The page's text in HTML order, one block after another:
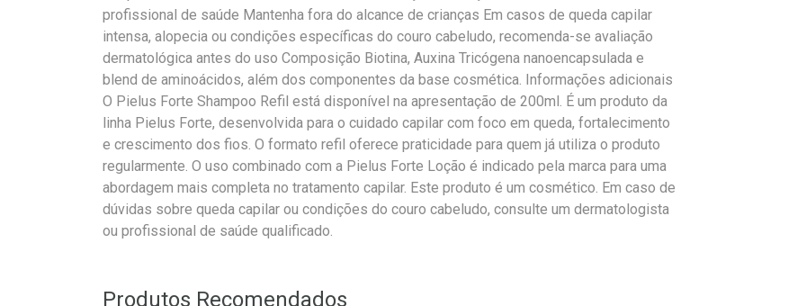
profissional de saúde Mantenha fora do alcance de crianças Em casos de queda capilar
intensa, alopecia ou condições específicas do couro cabeludo, recomenda-se avaliação
dermatológica antes do uso Composição Biotina, Auxina Tricógena nanoencapsulada e
blend de aminoácidos, além dos componentes da base cosmética. Informações adicionais
O Pielus Forte Shampoo Refil está disponível na apresentação de 200ml. É um produto da
linha Pielus Forte, desenvolvida para o cuidado capilar com foco em queda, fortalecimento
e crescimento dos fios. O formato refil oferece praticidade para quem já utiliza o produto
regularmente. O uso combinado com a Pielus Forte Loção é indicado pela marca para uma
abordagem mais completa no tratamento capilar. Este produto é um cosmético. Em caso de
dúvidas sobre queda capilar ou condições do couro cabeludo, consulte um dermatologista
ou profissional de saúde qualificado.
Produtos Recomendados